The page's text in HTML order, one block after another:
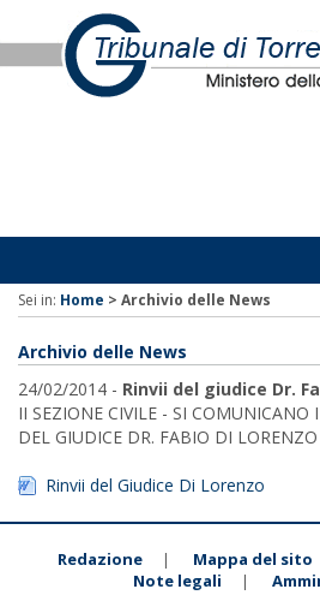
Sei in: Home > Archivio delle News
Archivio delle News
24/02/2014 - Rinvii del giudice Dr.
II SEZIONE CIVILE - SI COMUNICANO
DEL GIUDICE DR. FABIO DI
Rinvii del Giudice Di Lorenzo
Redazione | Mappa del sito
Note legali |